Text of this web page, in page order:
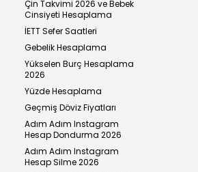
Çin Takvimi 2026 ve Bebek
Cinsiyeti Hesaplama
İETT Sefer Saatleri
Gebelik Hesaplama
Yükselen Burç Hesaplama
2026
Yüzde Hesaplama
Geçmiş Döviz Fiyatları
Adım Adım Instagram
Hesap Dondurma 2026
Adım Adım Instagram
Hesap Silme 2026